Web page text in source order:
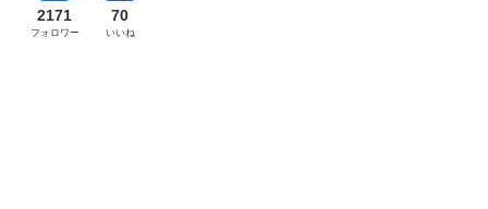
2171
フォロワー
70
いいね